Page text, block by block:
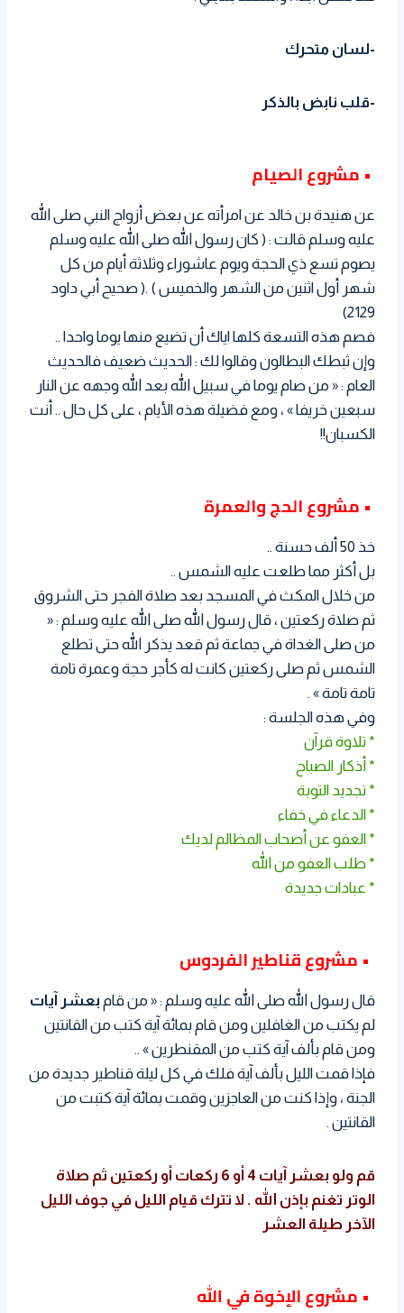
-لسان متحرك
-قلب نابض بالذكر
• مشروع الصيام
عن هنيدة بن خالد عن امرأته عن بعض أزواج النبي صلى الله
عليه وسلم قالت : ( كان رسول الله صلى الله عليه وسلم
يصوم تسع ذي الحجة ويوم عاشوراء وثلاثة أيام من كل
شهر أول اثنين من الشهر والخميس ) .( صحيح أبي داود
2129)
فصم هذه التسعة كلها اياك أن تضيع منها يوما واحدا ..
وإن ثبطك البطالون وقالوا لك : الحديث ضعيف فالحديث
العام : « من صام يوما في سبيل الله بعد الله وجهه عن النار
سبعين خريفا » ، ومع فضيلة هذه الأيام ، على كل حال .. أنت
الكسبان!!
• مشروع الحج والعمرة
خذ 50 ألف حسنة ..
بل أكثر مما طلعت عليه الشمس ..
من خلال المكث في المسجد بعد صلاة الفجر حتى الشروق
ثم صلاة ركعتين ، قال رسول الله صلى الله عليه وسلم : «
من صلى الغداة في جماعة ثم قعد يذكر الله حتى تطلع
الشمس ثم صلى ركعتين كانت له كأجر حجة وعمرة تامة
تامة تامة » .
وفي هذه الجلسة :
* تلاوة قرآن
* أذكار الصباح
* تجديد التوبة
* الدعاء في خفاء
* العفو عن أصحاب المظالم لديك
* طلب العفو من الله
* عبادات جديدة
• مشروع قناطير الفردوس
قال رسول الله صلى الله عليه وسلم : « من قام بعشر آيات
لم يكتب من الغافلين ومن قام بمائة آية كتب من القانتين
ومن قام بألف آية كتب من المقنطرين » ..
فإذا قمت الليل بألف آية فلك في كل ليلة قناطير جديدة من
الجنة ، وإذا كنت من العاجزين وقمت بمائة آية كتبت من
القانتين .
قم ولو بعشر آيات 4 أو 6 ركعات أو ركعتين ثم صلاة
الوتر تغنم بإذن الله . لا تترك قيام الليل في جوف الليل
الآخر طيلة العشر
• مشروع الإخوة في الله